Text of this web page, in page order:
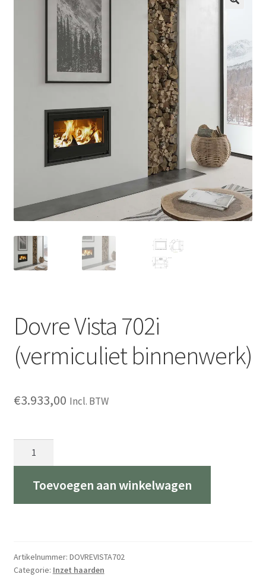
Dovre Vista 702i
(vermiculiet binnenwerk)
€3.933,00 Incl. BTW
(vermiculiet
binnenwerk)
Toevoegen aan winkelwagen
Artikelnummer: DOVREVISTA702
Categorie: Inzet haarden